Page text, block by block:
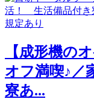
【成形機の
オフ満喫♪／
寮あ...